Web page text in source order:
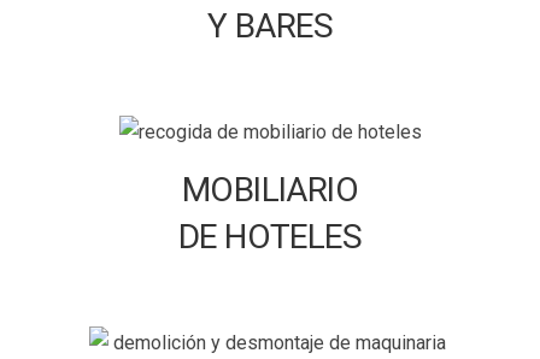
Y BARES
MOBILIARIO
DE HOTELES